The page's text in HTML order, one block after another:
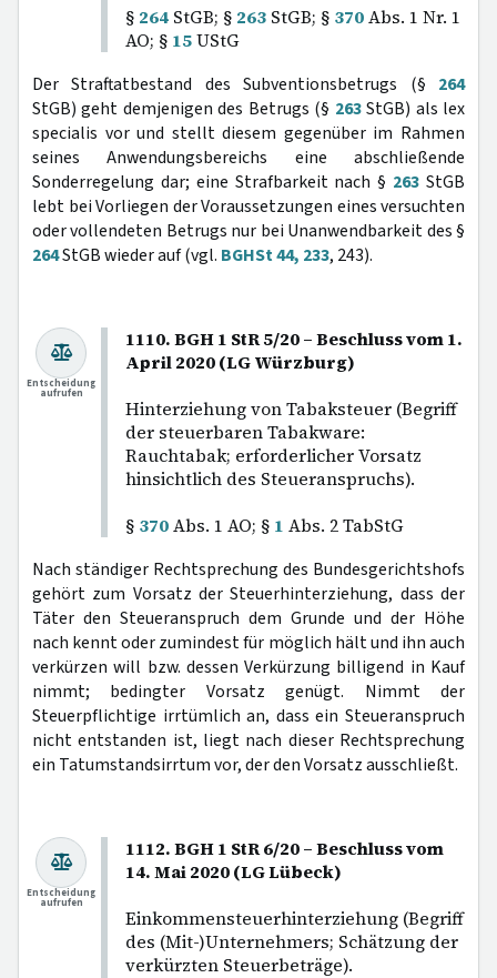
§ 264 StGB; § 263 StGB; § 370Abs. 1 Nr. 1
AO; § 15UStG
Der Straftatbestand des Subventionsbetrugs (§ 264
StGB) geht demjenigen des Betrugs (§ 263StGB) als lex
specialis vor und stellt diesem gegenüber im Rahmen
seines Anwendungsbereichs eine abschließende
Sonderregelung dar; eine Strafbarkeit nach § 263 StGB
lebt bei Vorliegen der Voraussetzungen eines versuchten
oder vollendeten Betrugs nur bei Unanwendbarkeit des §
264StGB wieder auf (vgl. BGHSt 44, 233, 243).
1110. BGH 1 StR 5/20 – Beschluss vom 1.
April 2020 (LG Würzburg)
Hinterziehung von Tabaksteuer (Begriff
der steuerbaren Tabakware:
Rauchtabak; erforderlicher Vorsatz
hinsichtlich des Steueranspruchs).
§ 370Abs. 1 AO; § 1 Abs. 2 TabStG
Entscheidung
aufrufen
Nach ständiger Rechtsprechung des Bundesgerichtshofs
gehört zum Vorsatz der Steuerhinterziehung, dass der
Täter den Steueranspruch dem Grunde und der Höhe
nach kennt oder zumindest für möglich hält und ihn auch
verkürzen will bzw. dessen Verkürzung billigend in Kauf
nimmt; bedingter Vorsatz genügt. Nimmt der
Steuerpflichtige irrtümlich an, dass ein Steueranspruch
nicht entstanden ist, liegt nach dieser Rechtsprechung
ein Tatumstandsirrtum vor, der den Vorsatz ausschließt.
1112. BGH 1 StR 6/20 – Beschluss vom
14. Mai 2020 (LG Lübeck)
Einkommensteuerhinterziehung (Begriff
des (Mit-)Unternehmers; Schätzung der
verkürzten Steuerbeträge).
Entscheidung
aufrufen